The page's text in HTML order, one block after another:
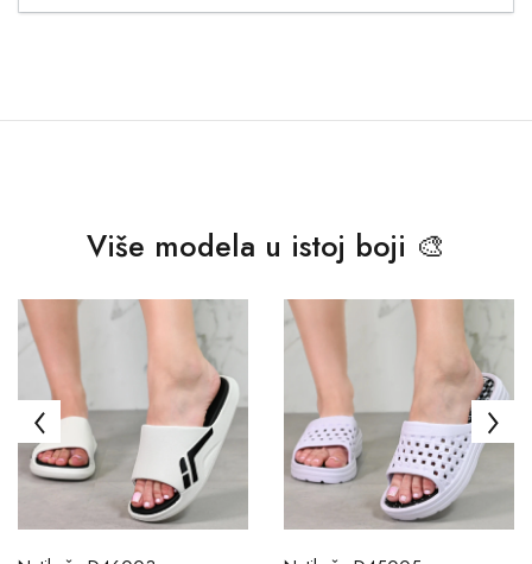
Više modela u istoj boji 🎨